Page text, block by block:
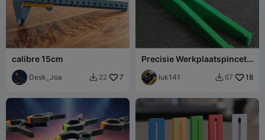
calibre 15cm
Desk_Joa  22 7
Precisie Werkplaatspincet
100mm Geoptimaliseerd
voor PETG LUK141
luk141  67 18